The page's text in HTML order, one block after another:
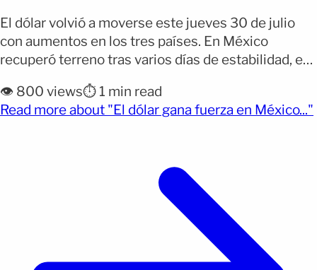
El dólar volvió a moverse este jueves 30 de julio
con aumentos en los tres países. En México
recuperó terreno tras varios días de estabilidad, en
mínimos recientes y en República Dominicana
también registró un aumento en la tasa oficial de
👁️ 800 views⏱️ 1 min read
Read more about "El dólar gana fuerza en México..."